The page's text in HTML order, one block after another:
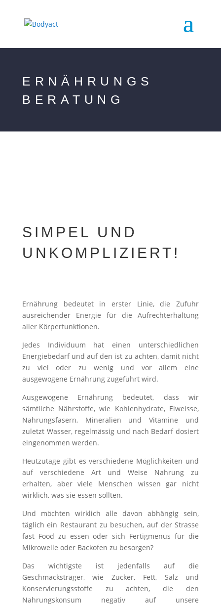
ERNÄHRUNGS
BERATUNG
SIMPEL UND
UNKOMPLIZIERT!
Ernährung bedeutet in erster Linie, die Zufuhr
ausreichender Energie für die Aufrechterhaltung
aller Körperfunktionen.
Jedes Individuum hat einen unterschiedlichen
Energiebedarf und auf den ist zu achten, damit nicht
zu viel oder zu wenig und vor allem eine
ausgewogene Ernährung zugeführt wird.
Ausgewogene Ernährung bedeutet, dass wir
sämtliche Nährstoffe, wie Kohlenhydrate, Eiweisse,
Nahrungsfasern, Mineralien und Vitamine und
zuletzt Wasser, regelmässig und nach Bedarf dosiert
eingenommen werden.
Heutzutage gibt es verschiedene Möglichkeiten und
auf verschiedene Art und Weise Nahrung zu
erhalten, aber viele Menschen wissen gar nicht
wirklich, was sie essen sollten.
Und möchten wirklich alle davon abhängig sein,
täglich ein Restaurant zu besuchen, auf der Strasse
fast Food zu essen oder sich Fertigmenus für die
Mikrowelle oder Backofen zu besorgen?
Das wichtigste ist jedenfalls auf die
Geschmacksträger, wie Zucker, Fett, Salz und
Konservierungsstoffe zu achten, die den
Nahrungskonsum negativ auf unsere